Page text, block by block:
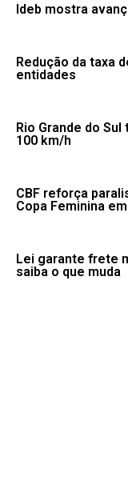
Ideb mostra
Redução da taxa
entidades
Rio Grande do
100 km/h
CBF reforça
Copa Feminina
Lei garante frete
saiba o que muda